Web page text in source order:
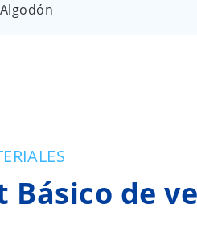
Algodón
Básico de